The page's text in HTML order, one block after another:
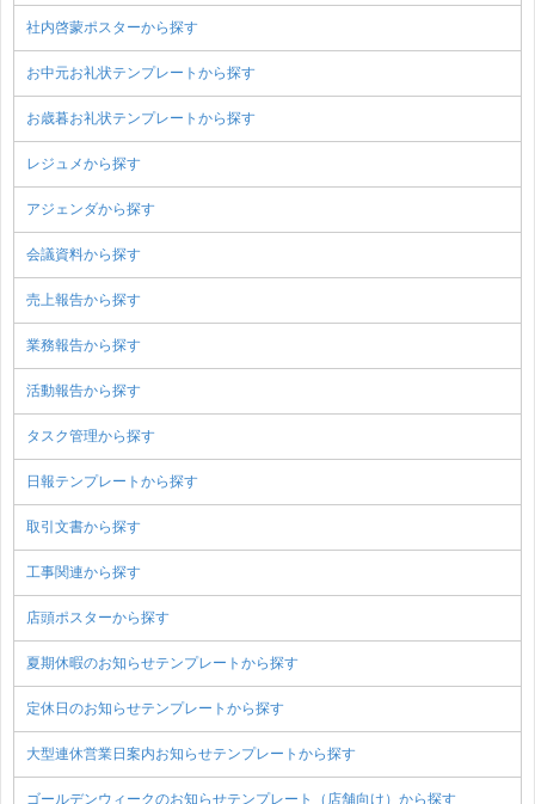
社内啓蒙ポスターから探す
お中元お礼状テンプレートから探す
お歳暮お礼状テンプレートから探す
レジュメから探す
アジェンダから探す
会議資料から探す
売上報告から探す
業務報告から探す
活動報告から探す
タスク管理から探す
日報テンプレートから探す
取引文書から探す
工事関連から探す
店頭ポスターから探す
夏期休暇のお知らせテンプレートから探す
定休日のお知らせテンプレートから探す
大型連休営業日案内お知らせテンプレートから探す
ゴールデンウィークのお知らせテンプレート（店舗向け）から探す